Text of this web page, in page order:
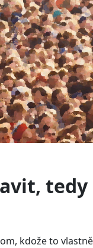
tedy
kdože to